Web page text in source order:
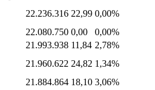
22.236.316 22,99 0,00%
22.080.750 0,00
0,00%
21.993.938 11,84 2,78%
21.960.622 24,82 1,34%
21.884.864 18,10 3,06%